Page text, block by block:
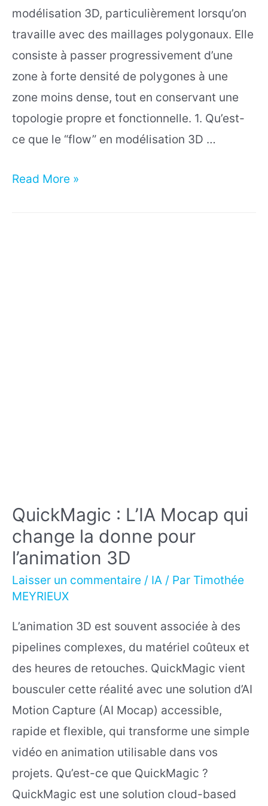
modélisation 3D, particulièrement lorsqu’on
travaille avec des maillages polygonaux. Elle
consiste à passer progressivement d’une
zone à forte densité de polygones à une
zone moins dense, tout en conservant une
topologie propre et fonctionnelle. 1. Qu’est-
ce que le “flow” en modélisation 3D …
Réduction
Read More »
QuickMagic : L’IA Mocap qui
change la donne pour
l’animation 3D
Laisser un commentaire / IA / Par Timothée
MEYRIEUX
L’animation 3D est souvent associée à des
pipelines complexes, du matériel coûteux et
des heures de retouches. QuickMagic vient
bousculer cette réalité avec une solution d’AI
Motion Capture (AI Mocap) accessible,
rapide et flexible, qui transforme une simple
vidéo en animation utilisable dans vos
projets. Qu’est-ce que QuickMagic ?
QuickMagic est une solution cloud-based